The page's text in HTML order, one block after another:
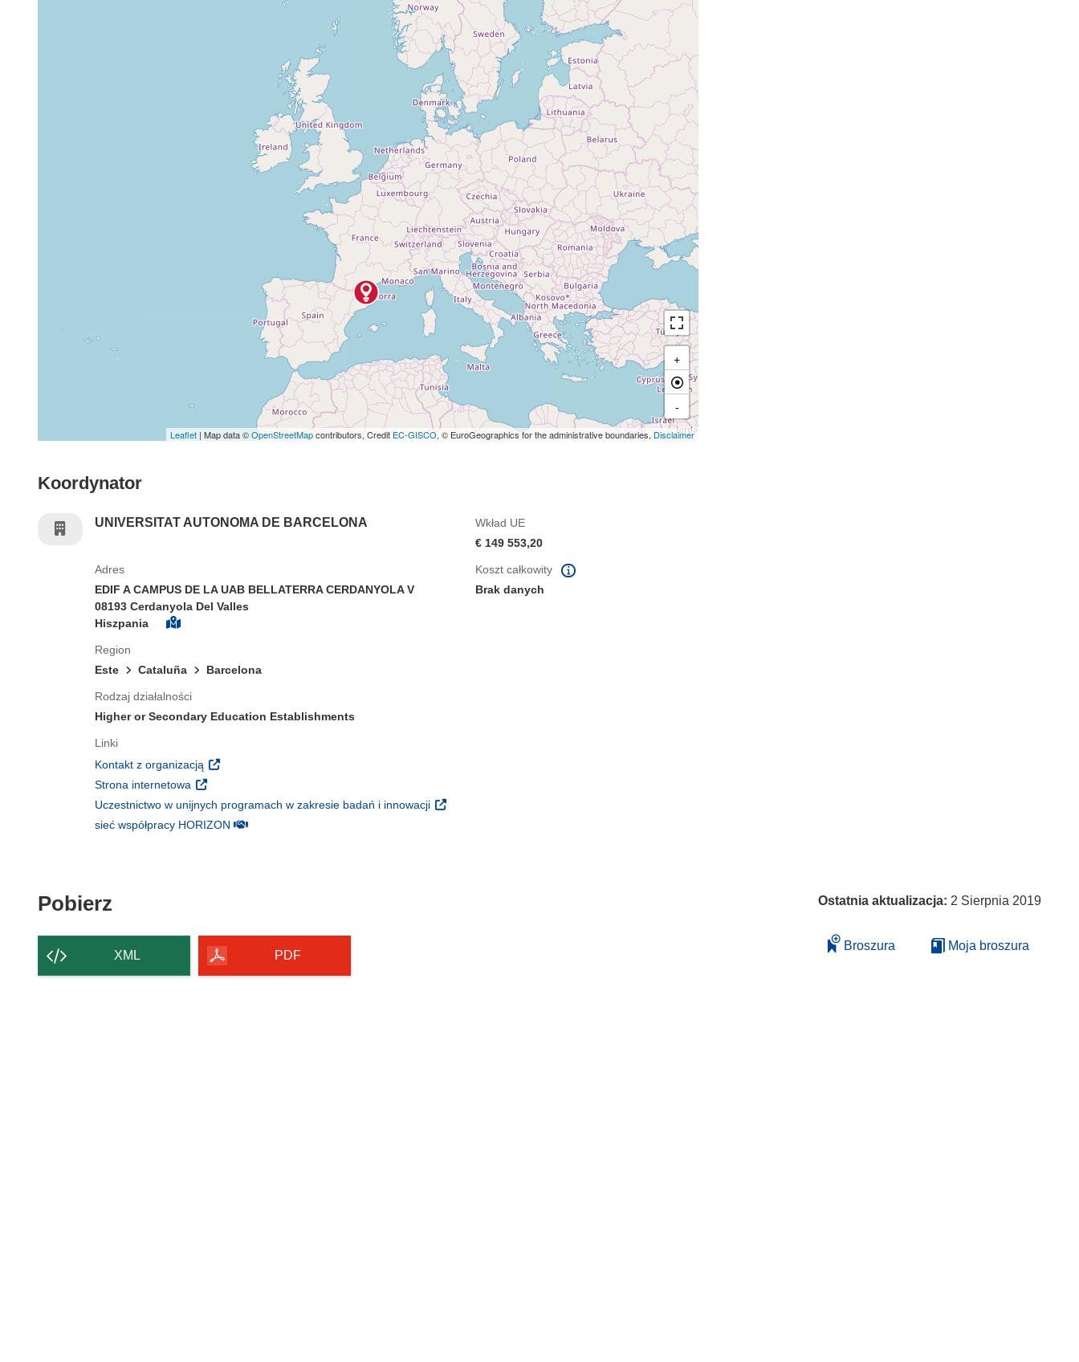
+
-
Leaflet | Map data ©OpenStreetMapcontributors, Credit EC-GISCO, © EuroGeographics for the administrative boundaries, Disclaimer
Koordynator
UNIVERSITAT AUTONOMA DE BARCELONA
Wkład UE
€ 149 553,20
Adres
EDIF A CAMPUS DE LA UAB BELLATERRA CERDANYOLA V
08193 Cerdanyola Del Valles
Hiszpania
Region
Este
Cataluña Barcelona
Rodzaj działalności
Higher or Secondary Education Establishments
Linki
Kontakt z organizacją (odnośnik otworzy się w nowym oknie)
Strona internetowa (odnośnik otworzy się w nowym oknie)
Uczestnictwo w unijnych programach w zakresie badań i innowacji (odnośnik otworzy się w nowym oknie)
sieć współpracy HORIZON(odnośnik otworzy się w nowym oknie)
Koszt całkowity
Brak danych
Pobierz
XML PDF
Ostatnia aktualizacja: 2 Sierpnia 2019
Broszura Moja broszura